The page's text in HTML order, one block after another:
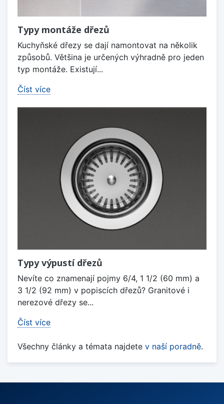
Typy montáže dřezů
Kuchyňské dřezy se dají namontovat na několik
způsobů. Většina je určených výhradně pro jeden
typ montáže. Existují...
Číst více
Typy výpustí dřezů
Nevíte co znamenají pojmy 6/4, 1 1/2 (60 mm) a
3 1/2 (92 mm) v popiscích dřezů? Granitové i
nerezové dřezy se...
Číst více
Všechny články a témata najdete v naší poradně.